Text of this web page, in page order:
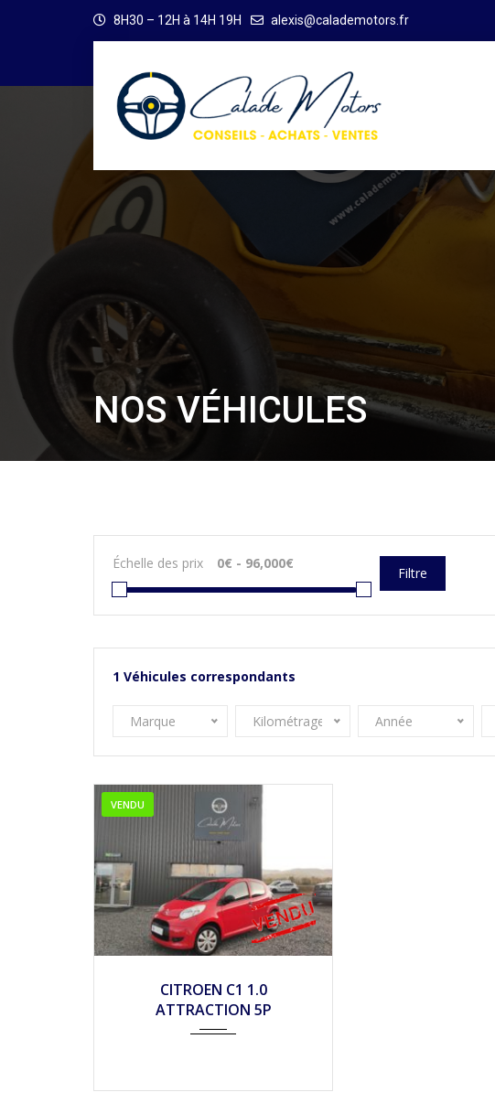
8H30 – 12H à 14H 19H alexis@calademotors.fr
NOS VÉHICULES
Échelle des prix
Filtre
1 Véhicules correspondants
Marque Kilométrage Année
VENDU
CITROEN C1 1.0
ATTRACTION 5P